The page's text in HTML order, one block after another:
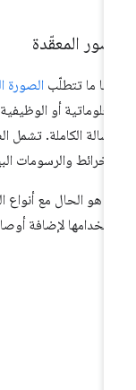
المعقّدة
ما تتطلّبالصورة
أو
الكاملة. تشمل
والرسومات
هو الحال مع أنواع
لإضافة أوصاف